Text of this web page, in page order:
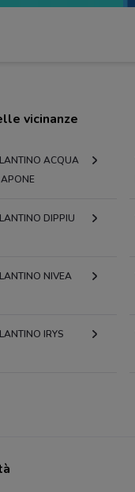
vicinanze
ACQUA
DIPPIU
NIVEA
IRYS